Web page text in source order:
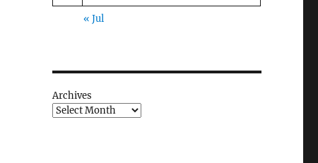
« Jul
Archives